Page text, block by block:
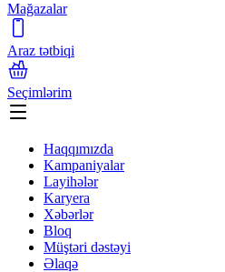
Mağazalar
Araz tətbiqi
Seçimlərim
Haqqımızda
Kampaniyalar
Layihələr
Karyera
Xəbərlər
Bloq
Müştəri dəstəyi
Əlaqə